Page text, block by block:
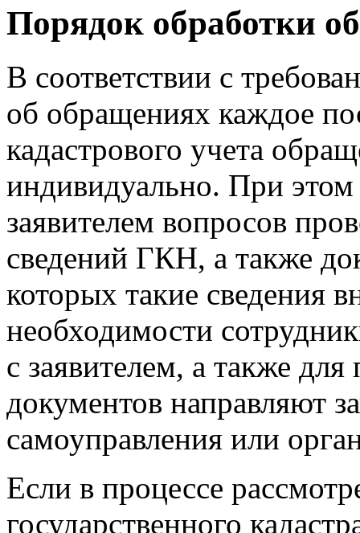
Порядок обработки
В соответствии с
об обращениях каждое
кадастрового учета
индивидуально. При этом
заявителем вопросов
сведений ГКН, а также
которых такие сведения
необходимости
с заявителем, а также
документов направляют
самоуправления или
Если в процессе
государственного